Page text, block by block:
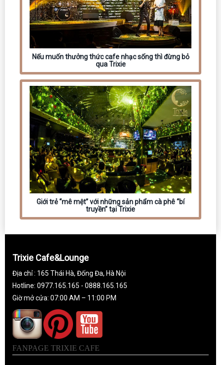
Nếu muốn thưởng thức cafe nhạc sống thì đừng bỏ
qua Trixie
Giới trẻ “mê mệt” với những sản phẩm cà phê “bí
truyền” tại Trixie
Trixie Cafe&Lounge
Địa chỉ : 165 Thái Hà, Đống Đa, Hà Nội
Hotline: 0977.165.165 - 0888.165.165
Giờ mở cửa: 07:00 AM – 11:00 PM
FANPAGE TRIXIE CAFE